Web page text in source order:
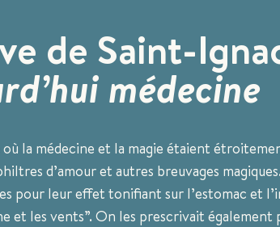
de Saint-
médecine
la médecine et la magie étaient
d’amour et autres breuvages
pour leur effet tonifiant sur l’estomac et
et les vents”. On les prescrivait